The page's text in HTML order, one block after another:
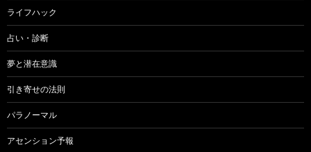
ョ
ン
ライフハック
占い・診断
夢と潜在意識
引き寄せの法則
パラノーマル
アセンション予報